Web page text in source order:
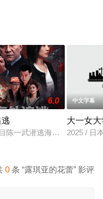
面对对她巴黎生活尤其是
6.0
陈一武潜逃海外实施诈骗犯
中文字幕
大一女
2025 / 日
0 条 “露琪亚的花蕾” 影评